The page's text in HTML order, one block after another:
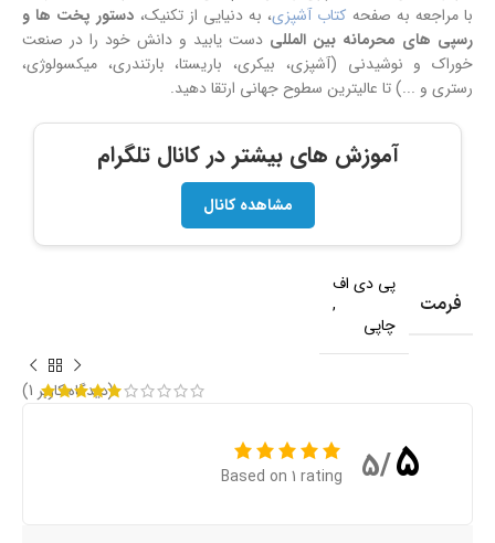
با مراجعه به صفحه کتاب آشپزی، به دنیایی از تکنیک، دستور پخت ها و
رسپی های محرمانه بین المللی دست یابید و دانش خود را در صنعت
خوراک و نوشیدنی (آشپزی، بیکری، باریستا، بارتندری، میکسولوژی،
رستری و ...) تا عالیترین سطوح جهانی ارتقا دهید.
آموزش های بیشتر در کانال تلگرام
مشاهده کانال
فرمت
پی دی اف
,
چاپی
(دیدگاه کاربر 1
)
5
/5
Based on 1 rating